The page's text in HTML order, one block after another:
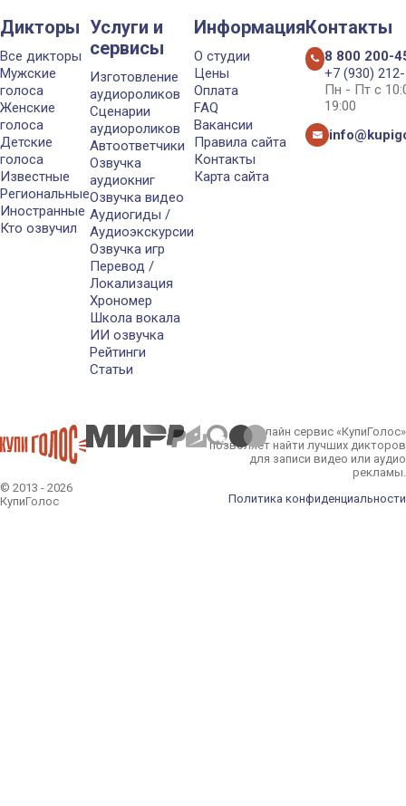
Дикторы
Все дикторы
Мужские
голоса
Женские
голоса
Детские
голоса
Известные
Региональные
Иностранные
Кто озвучил
Услуги и
сервисы
Изготовление
аудиороликов
Сценарии
аудиороликов
Автоответчики
Озвучка
аудиокниг
Озвучка видео
Аудиогиды /
Аудиоэкскурсии
Озвучка игр
Перевод /
Локализация
Хрономер
Школа вокала
ИИ озвучка
Рейтинги
Статьи
Информация
О студии
Цены
Оплата
FAQ
Вакансии
Правила сайта
Контакты
Карта сайта
Контакты
8 800 200-
+7 (930)
Пн - Пт с
19:00
© 2013 - 2026
КупиГолос
Онлайн сервис «КупиГолос»
позволяет найти лучших дикторов
для записи видео или аудио
рекламы.
Политика конфиденциальности